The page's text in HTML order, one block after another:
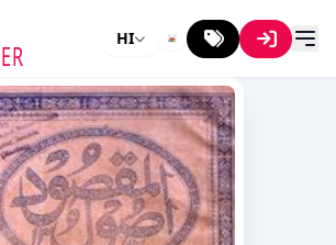
HI